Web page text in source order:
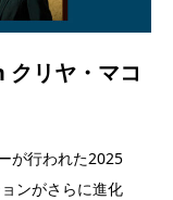
リヤ・マコ
が行われた2025
ンがさらに進化